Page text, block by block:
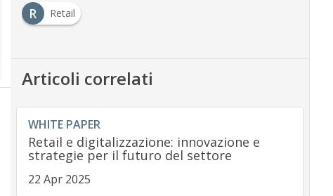
R
Retail
Articoli correlati
WHITE PAPER
Retail e digitalizzazione: innovazione e
strategie per il futuro del settore
22 Apr 2025